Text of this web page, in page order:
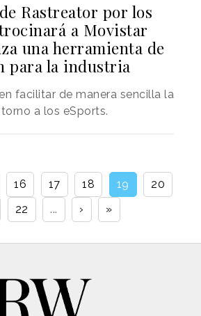
Rastreator por los
a Movistar
una herramienta de
para la industria
facilitar de manera sencilla la
a los eSports.
16 17 18 19
20
22 ... › »